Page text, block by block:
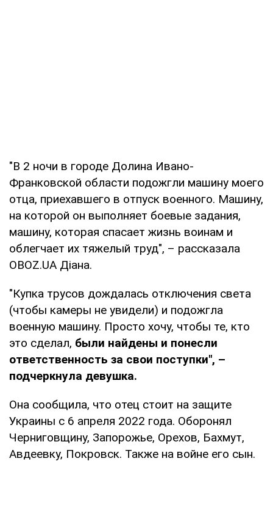
"В 2 ночи в городе Долина Ивано-
Франковской области подожгли машину моего
отца, приехавшего в отпуск военного. Машину,
на которой он выполняет боевые задания,
машину, которая спасает жизнь воинам и
облегчает их тяжелый труд", – рассказала
OBOZ.UA Діана.
"Купка трусов дождалась отключения света
(чтобы камеры не увидели) и подожгла
военную машину. Просто хочу, чтобы те, кто
это сделал, были найдены и понесли
ответственность за свои поступки", –
подчеркнула девушка.
Она сообщила, что отец стоит на защите
Украины с 6 апреля 2022 года. Оборонял
Черниговщину, Запорожье, Орехов, Бахмут,
Авдеевку, Покровск. Также на войне его сын.